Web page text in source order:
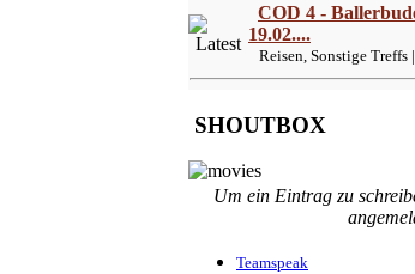
COD 4 -
19.02....
Reisen, Sonstige Treffs
SHOUTBOX
Um ein Eintrag zu
Teamspeak